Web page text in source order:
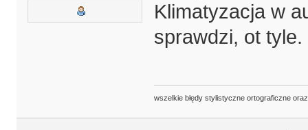
Klimatyzacja w
sprawdzi, ot tyle.
wszelkie błędy stylistyczne ortograficzne